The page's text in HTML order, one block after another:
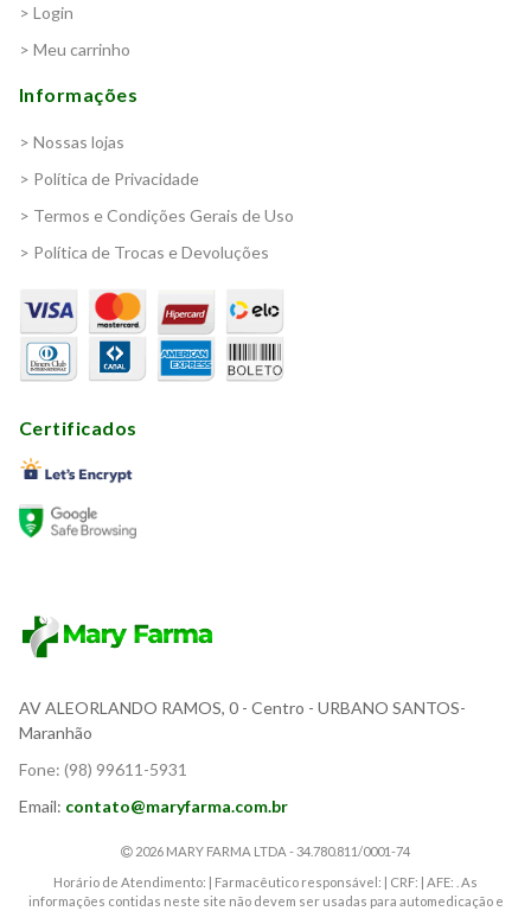
> Login
> Meu carrinho
Informações
> Nossas lojas
> Política de Privacidade
> Termos e Condições Gerais de Uso
> Política de Trocas e Devoluções
Certificados
AV ALEORLANDO RAMOS, 0 - Centro - URBANO SANTOS-
Maranhão
Fone: (98) 99611-5931
Email: contato@maryfarma.com.br
2026 MARY FARMA LTDA - 34.780.811/0001-74
Horário de Atendimento: | Farmacêutico responsável: | CRF: | AFE: . As
informações contidas neste site não devem ser usadas para automedicação e